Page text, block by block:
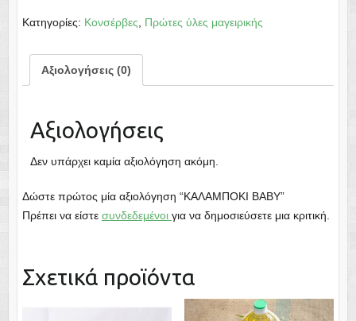
Κατηγορίες: Κονσέρβες Πρώτες ύλες μαγειρικής
Αξιολογήσεις (0)
Αξιολογήσεις
Δεν υπάρχει καμία αξιολόγηση ακόμη.
Δώστε πρώτος μία αξιολόγηση “ΚΑΛΑΜΠΟΚΙ ΒΑΒΥ”
Πρέπει να είστε συνδεδεμένοι για να δημοσιεύσετε μια κριτική.
Σχετικά προϊόντα